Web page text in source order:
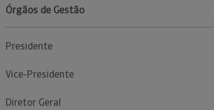
Órgãos de Gestão
Presidente
Vice-Presidente
Diretor Geral